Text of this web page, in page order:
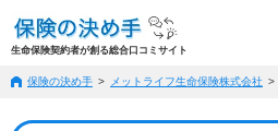
生命保険契約者が創る総合口コミサイト
保険の決め手 メットライフ生命保険株式会社